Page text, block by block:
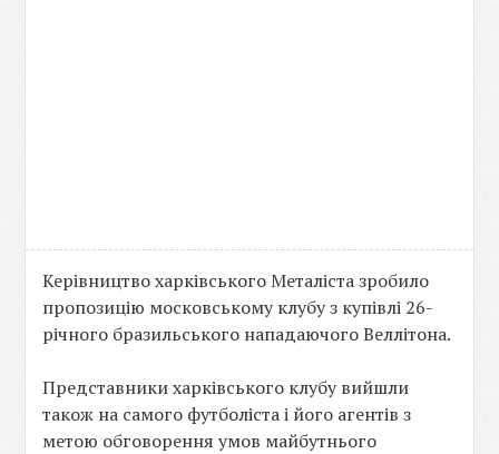
Керівництво харківського Металіста зробило
пропозицію московському клубу з купівлі 26-
річного бразильського нападаючого Веллітона.
Представники харківського клубу вийшли
також на самого футболіста і його агентів з
метою обговорення умов майбутнього